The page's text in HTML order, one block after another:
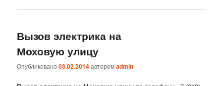
Вызов электрика на
Моховую улицу
Опубликовано03.02.2014авторомadmin